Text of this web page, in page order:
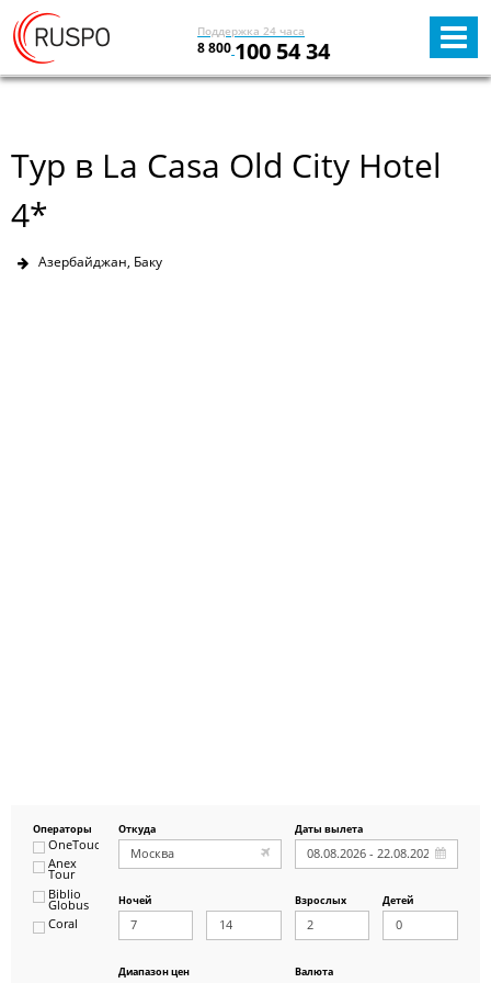
Поддержка 24 часа
8 800 100 54 34
Тур в La Casa Old City Hotel
4*
Азербайджан, Баку
Операторы
OneTouch&Travel
Anex
Tour
Biblio
Globus
Coral
Откуда Даты вылета
Ночей Взрослых Детей
Диапазон цен
Валюта